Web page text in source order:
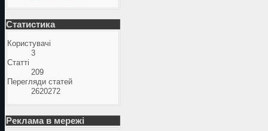
Статистика
Користувачі
3
Статті
209
Перегляди статей
2620272
Реклама в мережі